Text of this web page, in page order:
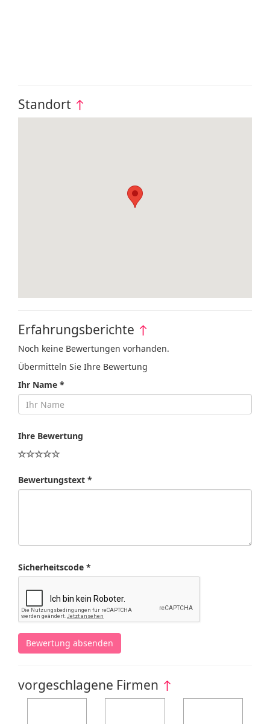
Standort ↑
Erfahrungsberichte ↑
Noch keine Bewertungen vorhanden.
Übermitteln Sie Ihre Bewertung
Ihr Name *
Ihre Bewertung
Bewertungstext *
Sicherheitscode *
Bewertung absenden
vorgeschlagene Firmen ↑